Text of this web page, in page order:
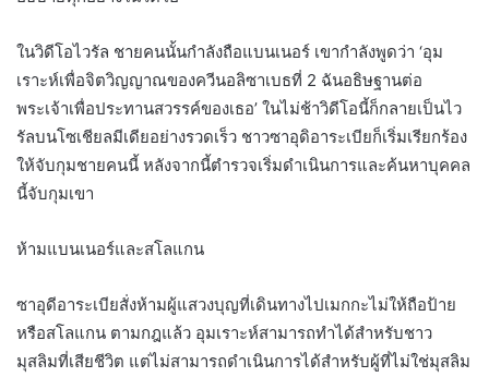
ในวิดีโอไวรัล ชายคนนั้นกำลังถือแบนเนอร์ เขากำลังพูดว่า ‘อุม
เราะห์เพื่อจิตวิญญาณของควีนอลิซาเบธที่ 2 ฉันอธิษฐานต่อ
พระเจ้าเพื่อประทานสวรรค์ของเธอ’ ในไม่ช้าวิดีโอนี้ก็กลายเป็นไว
รัลบนโซเชียลมีเดียอย่างรวดเร็ว ชาวซาอุดิอาระเบียก็เริ่มเรียกร้อง
ให้จับกุมชายคนนี้ หลังจากนี้ตำรวจเริ่มดำเนินการและค้นหาบุคคล
นี้จับกุมเขา
ห้ามแบนเนอร์และสโลแกน
ซาอุดีอาระเบียสั่งห้ามผู้แสวงบุญที่เดินทางไปเมกกะไม่ให้ถือป้าย
หรือสโลแกน ตามกฎแล้ว อุมเราะห์สามารถทำได้สำหรับชาว
มุสลิมที่เสียชีวิต แต่ไม่สามารถดำเนินการได้สำหรับผู้ที่ไม่ใช่มุสลิม